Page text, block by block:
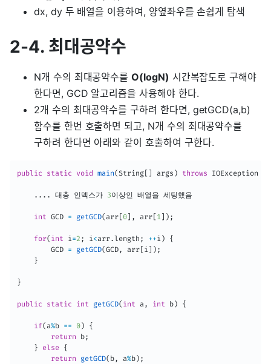
dx, dy 두 배열을 이용하여, 양옆좌우를 손쉽게 탐색
2-4. 최대공약수
N개 수의 최대공약수를O(logN) 시간복잡도로 구해야
한다면, GCD 알고리즘을 사용해야 한다.
2개 수의 최대공약수를 구하려 한다면, getGCD(a,b)
함수를 한번 호출하면 되고, N개 수의 최대공약수를
구하려 한다면 아래와 같이 호출하여 구한다.
public static void main(String args ) throws IOException
. . . . 대충 인덱스가 3이상인 배열을 세팅했음
int GCD = getGCD(arr 0 , arr 1 ) ;
for( int i=2 ; i<arr.length ; ++i )
{
        GCD
= getGCD(GCD, arr i ) ;
}
}
public static int getGCD( int a , int b ) {
if(a%b == 0 )
{
return b;
}
else {
return
getGCD( b, a%b ) ;